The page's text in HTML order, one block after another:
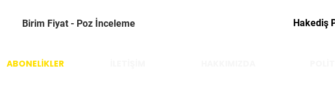
Birim Fiyat - Poz İnceleme Hakediş
ABONELİKLER